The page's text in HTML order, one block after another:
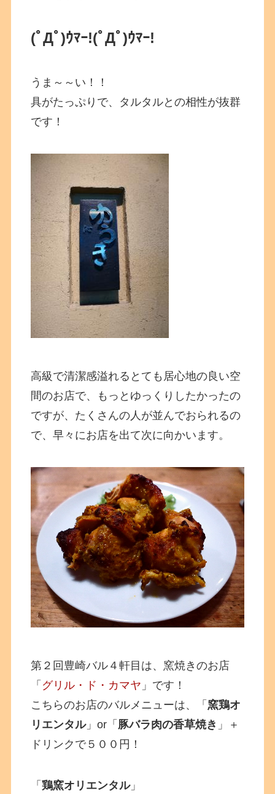
(ﾟДﾟ)ｳﾏｰ!(ﾟДﾟ)ｳﾏｰ!
うま～～い！！
具がたっぷりで、タルタルとの相性が抜群
です！
高級で清潔感溢れるとても居心地の良い空
間のお店で、もっとゆっくりしたかったの
ですが、たくさんの人が並んでおられるの
で、早々にお店を出て次に向かいます。
第２回豊崎バル４軒目は、窯焼きのお店
「 グリル・ド・カマヤ 」です！
こちらのお店のバルメニューは、「 窯鶏オ
リエンタル」or「 豚バラ肉の香草焼き 」＋
ドリンクで５００円！
「鶏窯オリエンタル」